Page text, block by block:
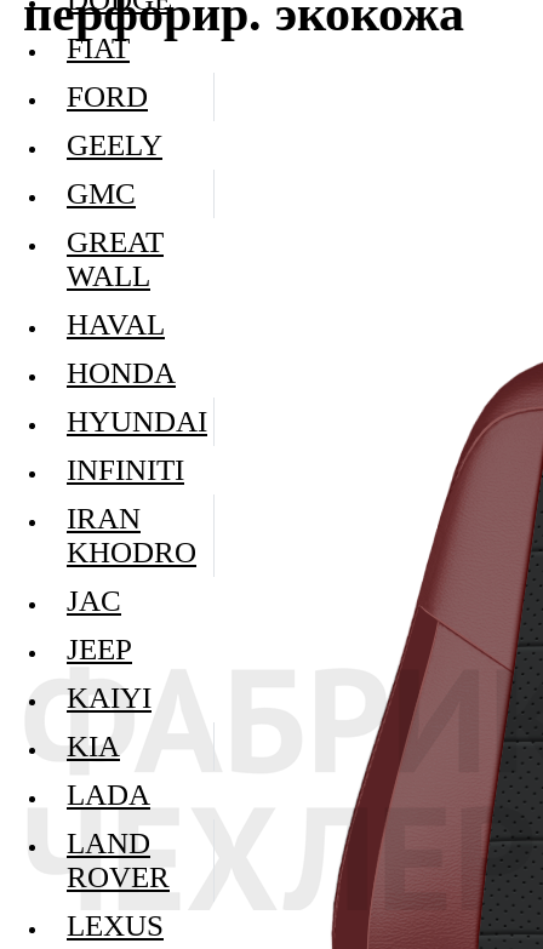
перфорир. экокожа
FIAT
FORD
GEELY
GMC
GREAT
WALL
HAVAL
HONDA
HYUNDAI
INFINITI
IRAN
KHODRO
JAC
JEEP
KAIYI
KIA
LADA
LAND
ROVER
LEXUS